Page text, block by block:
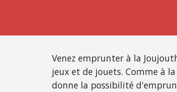
Venez emprunter à la
jeux et de jouets. Comme à
donne la possibilité